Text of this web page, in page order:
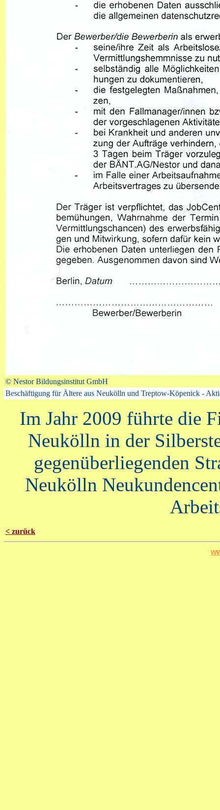
© Nestor Bildungsinstitut GmbH
Beschäftigung für Ältere aus Neukölln und Treptow-Köpenick -
Im Jahr 2009 führte die
Neukölln in der
gegenüberliegenden
Neukölln
< zurück